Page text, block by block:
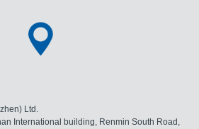
Ltd.
International building, Renmin South Road,